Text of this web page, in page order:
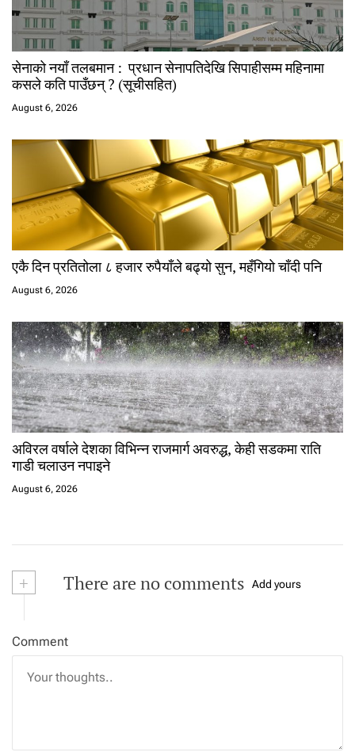
सेनाको नयाँ तलबमान : प्रधान सेनापतिदेखि सिपाहीसम्म महिनामा
कसले कति पाउँछन् ? (सूचीसहित)
August 6, 2026
एकै दिन प्रतितोला ८ हजार रुपैयाँले बढ्यो सुन, महँगियो चाँदी पनि
August 6, 2026
अविरल वर्षाले देशका विभिन्न राजमार्ग अवरुद्ध, केही सडकमा राति
गाडी चलाउन नपाइने
August 6, 2026
+ There are no comments Add yours
Comment